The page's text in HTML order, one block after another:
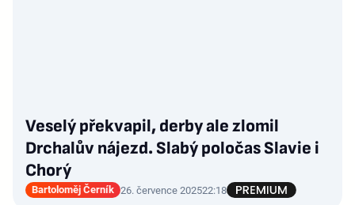
Veselý překvapil, derby ale zlomil
Drchalův nájezd. Slabý poločas Slavie i
Chorý
Bartoloměj Černík 26. července 202522:18